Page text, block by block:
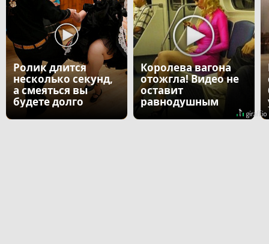
Ролик длится
несколько секунд,
а смеяться вы
будете долго
Королева вагона
отожгла! Видео не
оставит
равнодушным